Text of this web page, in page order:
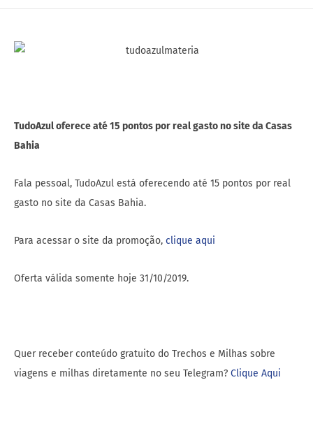
TudoAzul oferece até 15 pontos por real gasto no site da Casas
Bahia
Fala pessoal, TudoAzul está oferecendo até 15 pontos por real
gasto no site da Casas Bahia.
Para acessar o site da promoção, clique aqui
Oferta válida somente hoje 31/10/2019.
Quer receber conteúdo gratuito do Trechos e Milhas sobre
viagens e milhas diretamente no seu Telegram? Clique Aqui